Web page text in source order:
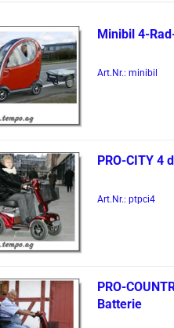
Mi­ni­bil 4-​
Art.Nr.: minibil
PRO-​CITY 4
Art.Nr.: ptpci4
PRO-​
Bat­te­rie